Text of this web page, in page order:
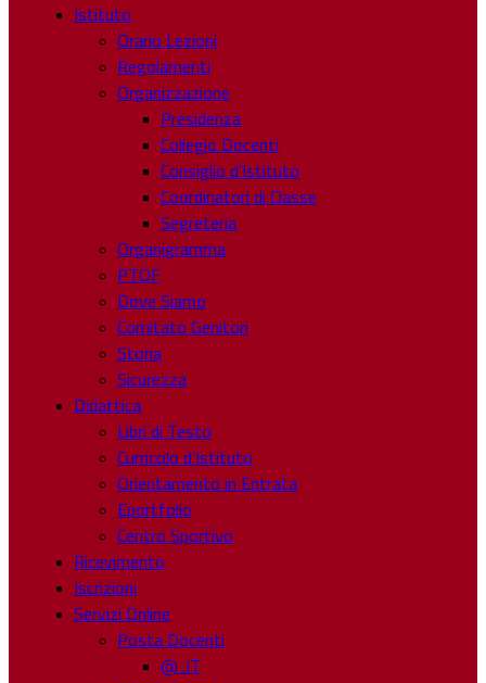
Istituto
Orario Lezioni
Regolamenti
Organizzazione
Presidenza
Collegio Docenti
Consiglio d’Istituto
Coordinatori di Classe
Segreteria
Organigramma
PTOF
Dove Siamo
Comitato Genitori
Storia
Sicurezza
Didattica
Libri di Testo
Curricolo d’Istituto
Orientamento in Entrata
Eportfolio
Centro Sportivo
Ricevimento
Iscrizioni
Servizi Online
Posta Docenti
@ .IT